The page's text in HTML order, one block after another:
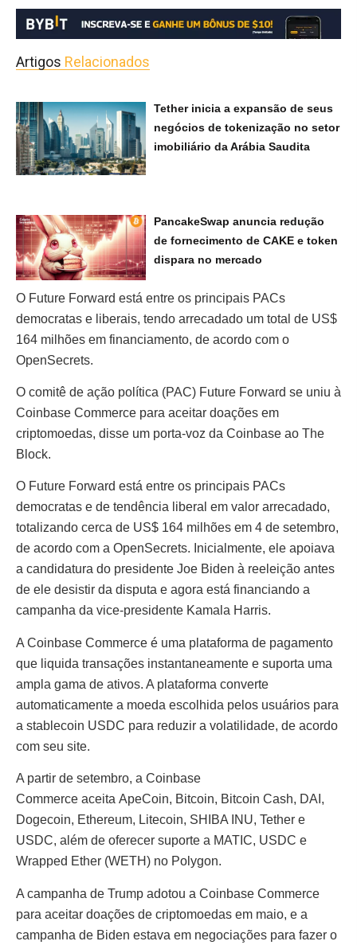
Artigos Relacionados
Tether inicia a expansão de seus
negócios de tokenização no setor
imobiliário da Arábia Saudita
PancakeSwap anuncia redução
de fornecimento de CAKE e token
dispara no mercado
O Future Forward está entre os principais PACs
democratas e liberais, tendo arrecadado um total de US$
164 milhões em financiamento, de acordo com o
OpenSecrets.
O comitê de ação política (PAC) Future Forward se uniu à
Coinbase Commerce para aceitar doações em
criptomoedas, disse um porta-voz da Coinbase ao The
Block.
O Future Forward está entre os principais PACs
democratas e de tendência liberal em valor arrecadado,
totalizando cerca de US$ 164 milhões em 4 de setembro,
de acordo com a OpenSecrets. Inicialmente, ele apoiava
a candidatura do presidente Joe Biden à reeleição antes
de ele desistir da disputa e agora está financiando a
campanha da vice-presidente Kamala Harris.
A Coinbase Commerce é uma plataforma de pagamento
que liquida transações instantaneamente e suporta uma
ampla gama de ativos. A plataforma converte
automaticamente a moeda escolhida pelos usuários para
a stablecoin USDC para reduzir a volatilidade, de acordo
com seu site.
A partir de setembro, a Coinbase
Commerce aceita ApeCoin, Bitcoin, Bitcoin Cash, DAI,
Dogecoin, Ethereum, Litecoin, SHIBA INU, Tether e
USDC, além de oferecer suporte a MATIC, USDC e
Wrapped Ether (WETH) no Polygon.
A campanha de Trump adotou a Coinbase Commerce
para aceitar doações de criptomoedas em maio, e a
campanha de Biden estava em negociações para fazer o